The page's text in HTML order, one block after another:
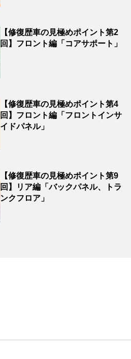
【修復歴車の見極めポイント第2
回】フロント編「コアサポート」
【修復歴車の見極めポイント第4
回】フロント編「フロントインサ
イドパネル」
【修復歴車の見極めポイント第9
回】リア編「バックパネル、トラ
ンクフロア」